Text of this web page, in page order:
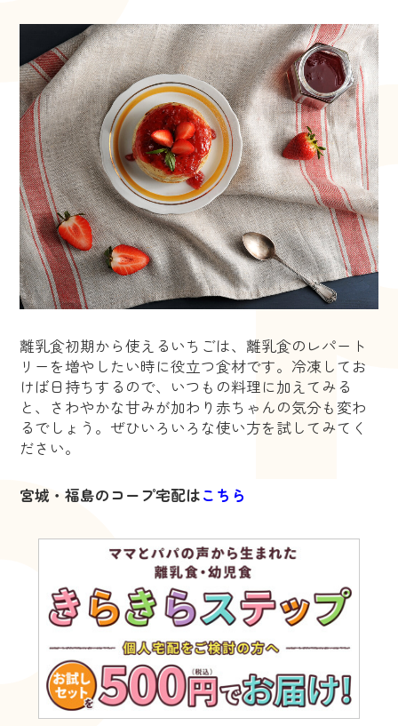
離乳食初期から使えるいちごは、離乳食のレパート
リーを増やしたい時に役立つ食材です。冷凍してお
けば日持ちするので、いつもの料理に加えてみる
と、さわやかな甘みが加わり赤ちゃんの気分も変わ
るでしょう。ぜひいろいろな使い方を試してみてく
ださい。
宮城・福島のコープ宅配はこちら